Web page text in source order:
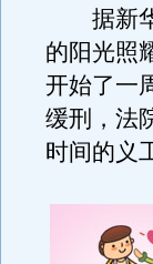
据新华
的阳光照
开始了一
缓刑，法
时间的义